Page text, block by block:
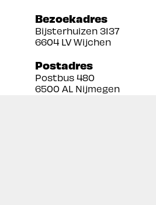
Bezoekadres
Bijsterhuizen 3137
6604 LV Wijchen
Postadres
Postbus 480
6500 AL Nijmegen